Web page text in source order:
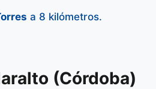
a 8 kilómetros.
(Córdoba)